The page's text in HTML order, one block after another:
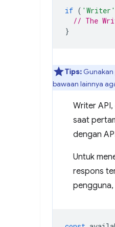
if ( 'Writer'
// The
}
Tips:
bawaan lainnya
Writer
saat
dengan
Untuk
respons